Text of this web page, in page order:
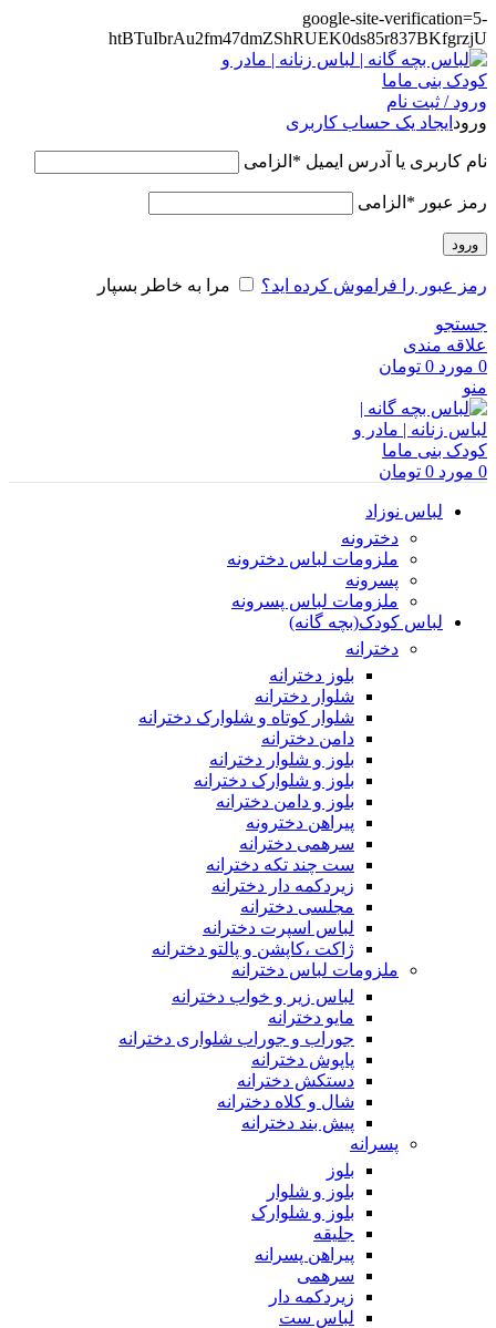
google-site-verification=5-
htBTuIbrAu2fm47dmZShRUEK0ds85r837BKfgrzjU
ورود / ثبت نام
ورود ایجاد یک حساب کاربری
نام کاربری یا آدرس ایمیل * الزامی
رمز عبور * الزامی
ورود
رمز عبور را فراموش کرده اید؟ مرا به خاطر بسپار
جستجو
علاقه مندی
0 مورد 0 تومان
منو
0 مورد 0 تومان
لباس نوزاد
دخترونه
ملزومات لباس دخترونه
پسرونه
ملزومات لباس پسرونه
لباس کودک(بچه گانه)
دخترانه
بلوز دخترانه
شلوار دخترانه
شلوار کوتاه و شلوارک دخترانه
دامن دخترانه
بلوز و شلوار دخترانه
بلوز و شلوارک دخترانه
بلوز و دامن دخترانه
پیراهن دخترونه
سرهمی دخترانه
ست چند تکه دخترانه
زیردکمه دار دخترانه
مجلسی دخترانه
لباس اسپرت دخترانه
ژاکت ،کاپشن و پالتو دخترانه
ملزومات لباس دخترانه
لباس زیر و خواب دخترانه
مایو دخترانه
جوراب و جوراب شلواری دخترانه
پاپوش دخترانه
دستکش دخترانه
شال و کلاه دخترانه
پیش بند دخترانه
پسرانه
بلوز
بلوز و شلوار
بلوز و شلوارک
جلیقه
پیراهن پسرانه
سرهمی
زیردکمه دار
لباس ست